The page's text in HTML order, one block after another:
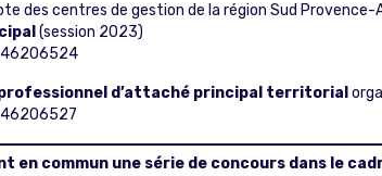
centres de gestion de la région Sud Provence-
(session 2023)
professionnel d’attaché principal territorial
en commun une série de concours dans le